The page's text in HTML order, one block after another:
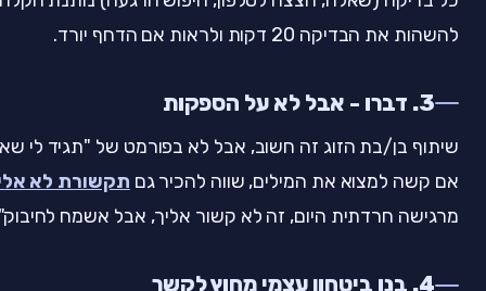
להשהות את הבדיקה 20 דקות ולראות אם הדחף יורד.
3. דברו - אבל לא על הספקות
שיתוף בן/בת הזוג זה חשוב, אבל לא בפורמט של "תגיד לי
אם קשה למצוא את המילים, שווה להכיר גם תקשורת לא
מרגישה חרדתית היום, זה לא קשור אליך, אבל אשמח
4. בנו ביטחון עצמי מחוץ לקשר